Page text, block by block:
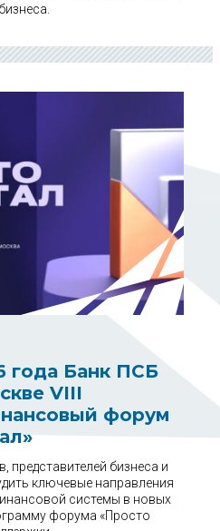
года Банк ПСБ
VIII
форум
представителей бизнеса и
ключевые направления
системы в новых
форума «Просто